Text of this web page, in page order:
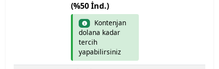
Türk Hava Kurumu Üniversitesi
Türk-Alman Üniversitesi
Ufuk Üniversitesi
(%50 İnd.)
Kontenjan
dolana kadar
tercih
yapabilirsiniz